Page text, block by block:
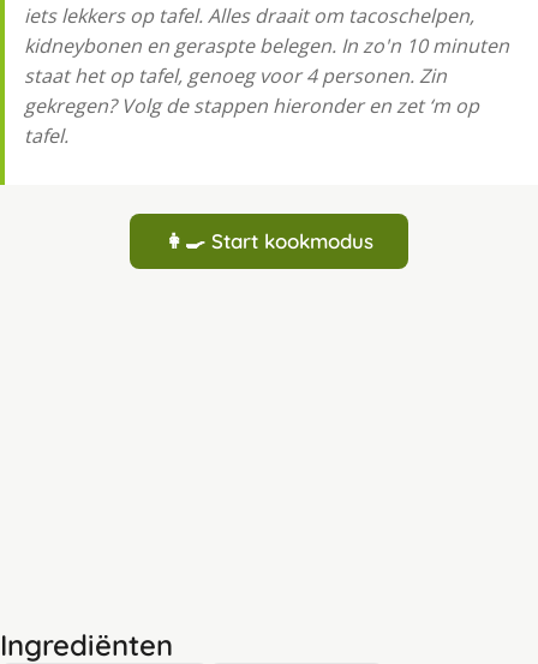
iets lekkers op tafel. Alles draait om tacoschelpen,
kidneybonen en geraspte belegen. In zo'n 10 minuten
staat het op tafel, genoeg voor 4 personen. Zin
gekregen? Volg de stappen hieronder en zet ‘m op
tafel.
👩‍🍳 Start kookmodus
Ingrediënten